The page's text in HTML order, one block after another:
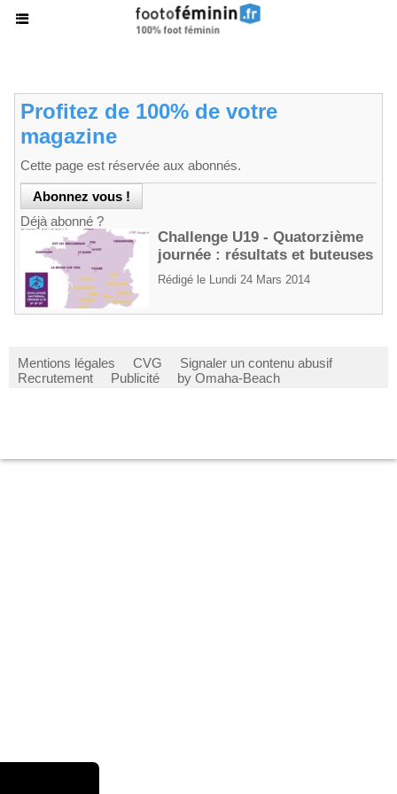
Profitez de 100% de votre
magazine
Cette page est réservée aux abonnés.
Déjà abonné ?
Challenge U19 - Quatorzième
journée : résultats et buteuses
Rédigé le Lundi 24 Mars 2014
Mentions légales CVG
Signaler un contenu abusif
Recrutement
Publicité by Omaha-Beach